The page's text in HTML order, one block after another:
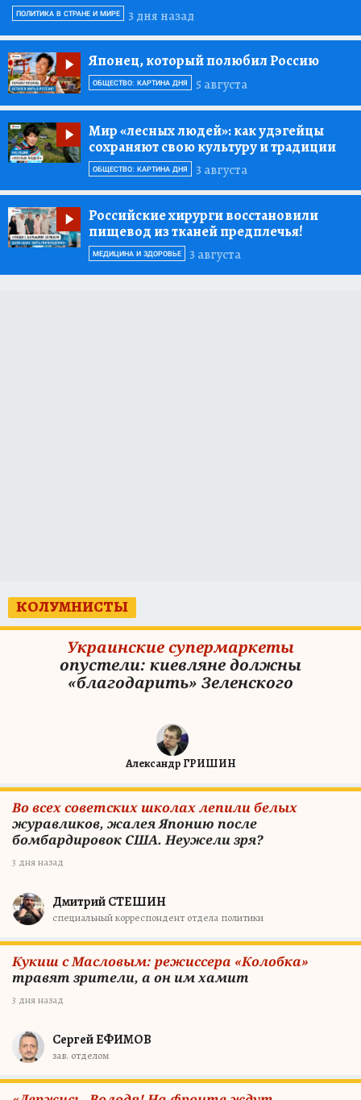
3 дня назад
ПОЛИТИКА В СТРАНЕ И МИРЕ
Японец, который полюбил Россию
5 августа
ОБЩЕСТВО: КАРТИНА ДНЯ
Мир «лесных людей»:как удэгейцы
сохраняют свою культуру и традиции
3 августа
ОБЩЕСТВО: КАРТИНА ДНЯ
Российские хирурги восстановили
пищевод из тканей предплечья!
3 августа
МЕДИЦИНА И ЗДОРОВЬЕ
КОЛУМНИСТЫ
Украинские супермаркеты
опустели: киевляне должны
«благодарить» Зеленского
Александр ГРИШИН
Во всех советских школах лепили белых
журавликов, жалея Японию после
бомбардировок США. Неужели зря?
3 дня назад
Дмитрий СТЕШИН
специальный корреспондент отдела политики
Кукиш с Масловым: режиссера «Колобка»
травят зрители, а он им хамит
3 дня назад
Сергей ЕФИМОВ
зав. отделом